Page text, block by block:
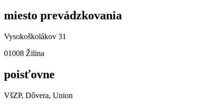
miesto prevádzkovania
Vysokoškolákov 31
01008 Žilina
poisťovne
VšZP, Dôvera, Union